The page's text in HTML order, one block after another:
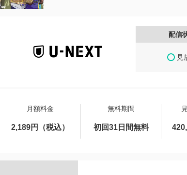
配信
見
月額料金 無料期間
2,189円（税込） 初回31日間無料